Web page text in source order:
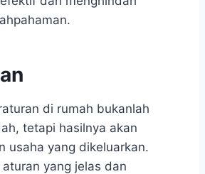
di rumah bukanlah
tetapi hasilnya akan
usaha yang dikeluarkan.
yang jelas dan